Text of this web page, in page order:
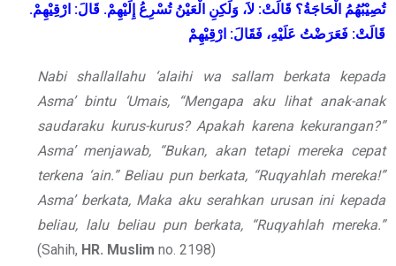
تُصِيْبُهُمُ الْحَاجَةُ؟ قَالَتْ: لاَ، وَلَكِنِ الْعَيْنُ تُسْرِعُ إِلَيْهِمْ. قَالَ: ارْقِيْهِمْ.
قَالَتْ: فَعَرَضْتُ عَلَيْهِ، فَقَالَ: ارْقِيْهِمْ
Nabi shallallahu ‘alaihi wa sallam berkata kepada
Asma’ bintu ‘Umais, “Mengapa aku lihat anak-anak
saudaraku kurus-kurus? Apakah karena kekurangan?”
Asma’ menjawab, “Bukan, akan tetapi mereka cepat
terkena ‘ain.” Beliau pun berkata, “Ruqyahlah mereka!”
Asma’ berkata, Maka aku serahkan urusan ini kepada
beliau, lalu beliau pun berkata, “Ruqyahlah mereka.”
(Sahih, HR. Muslim no. 2198)